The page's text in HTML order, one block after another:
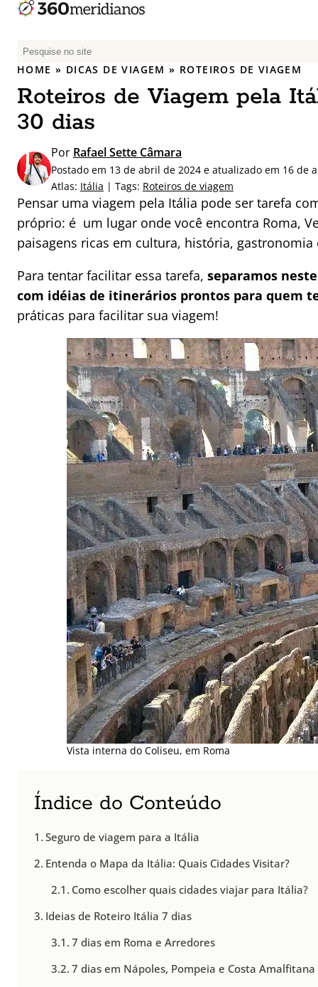
P
e
q
u
i
a
r
p
o
r
:
HOME » DICAS DE VIAGEM » ROTEIROS DE VIAGEM
Roteiros de Viagem pela
30 dias
Por Rafael Sette Câmara
Postado em 13 de abril de 2024 e atualizado em 16 de
Atlas: Itália | Tags: Roteiros de viagem
Pensar uma viagem pela Itália pode ser tarefa
próprio: é um lugar onde você encontra Roma,
paisagens ricas em cultura, história, gastronomia
Para tentar facilitar essa tarefa, separamos
com idéias de itinerários prontos para quem
práticas para facilitar sua viagem!
Vista interna do Coliseu, em Roma
Índice do Conteúdo
Seguro de viagem para a Itália
Entenda o Mapa da Itália: Quais Cidades Visitar?
Como escolher quais cidades viajar para Itália?
Ideias de Roteiro Itália 7 dias
7 dias em Roma e Arredores
7 dias em Nápoles, Pompeia e Costa Amalfitana